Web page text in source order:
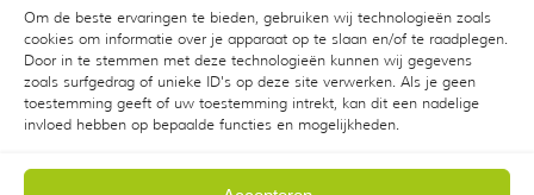
Om de beste ervaringen te bieden, gebruiken wij technologieën zoals
cookies om informatie over je apparaat op te slaan en/of te raadplegen.
Door in te stemmen met deze technologieën kunnen wij gegevens
zoals surfgedrag of unieke ID's op deze site verwerken. Als je geen
toestemming geeft of uw toestemming intrekt, kan dit een nadelige
invloed hebben op bepaalde functies en mogelijkheden.
Overige diensten
Droogtechniek
Klimaatverhuur
Heaterbox